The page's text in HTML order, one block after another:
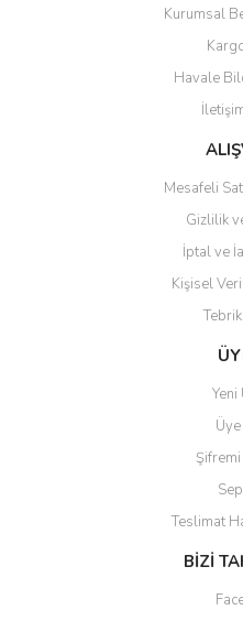
Ürün açıklamasında eksik
Ürün bilgilerinde hatalar
Ürün fiyatı diğer sitelerden
Bu ürüne benzer farklı
Kurumsal
Havale
Mesafeli
Gizlilik
İptal ve
Kişisel
Teslimat
BİZİ